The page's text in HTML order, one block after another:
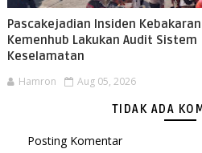
Pascakejadian Insiden
Kemenhub Lakukan Audit Sistem
Keselamatan
Hamron Aug 05, 2026
TIDAK ADA
Posting Komentar